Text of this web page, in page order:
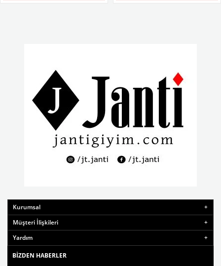
Kurumsal
Müşteri İlişkileri
Yardım
BIZDEN HABERLER